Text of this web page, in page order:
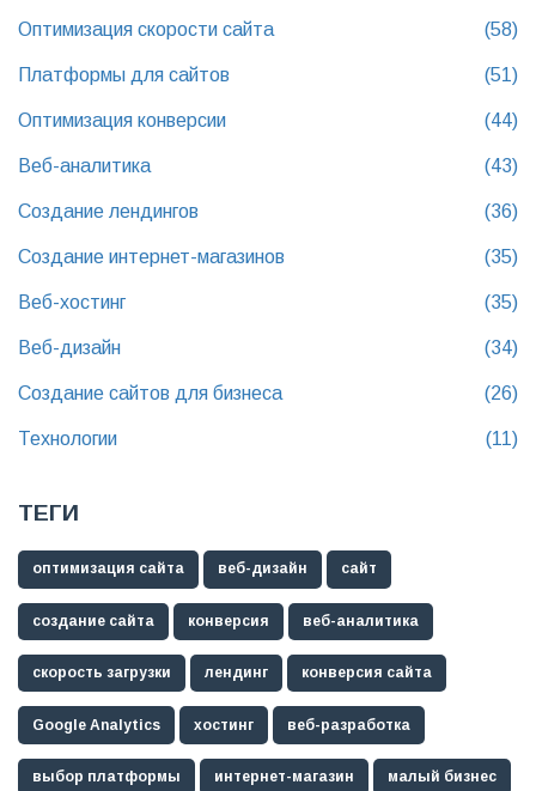
Оптимизация скорости сайта (58)
Платформы для сайтов (51)
Оптимизация конверсии (44)
Веб-аналитика (43)
Создание лендингов (36)
Создание интернет-магазинов (35)
Веб-хостинг (35)
Веб-дизайн (34)
Создание сайтов для бизнеса (26)
Технологии (11)
ТЕГИ
оптимизация сайта веб-дизайн сайт
создание сайта конверсия веб-аналитика
скорость загрузки лендинг конверсия сайта
Google Analytics хостинг веб-разработка
выбор платформы интернет-магазин малый бизнес